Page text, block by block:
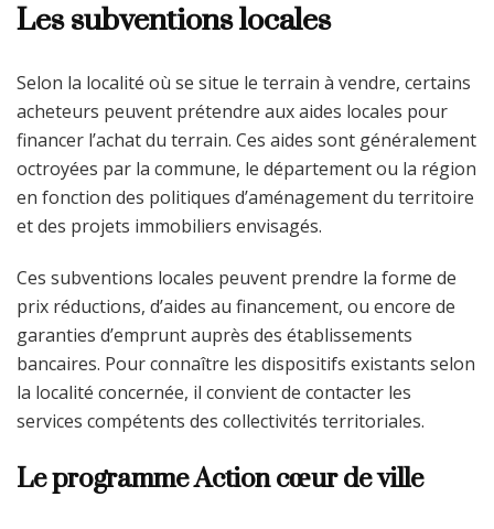
Les subventions locales
Selon la localité où se situe le terrain à vendre, certains
acheteurs peuvent prétendre aux aides locales pour
financer l’achat du terrain. Ces aides sont généralement
octroyées par la commune, le département ou la région
en fonction des politiques d’aménagement du territoire
et des projets immobiliers envisagés.
Ces subventions locales peuvent prendre la forme de
prix réductions, d’aides au financement, ou encore de
garanties d’emprunt auprès des établissements
bancaires. Pour connaître les dispositifs existants selon
la localité concernée, il convient de contacter les
services compétents des collectivités territoriales.
Le programme Action cœur de ville